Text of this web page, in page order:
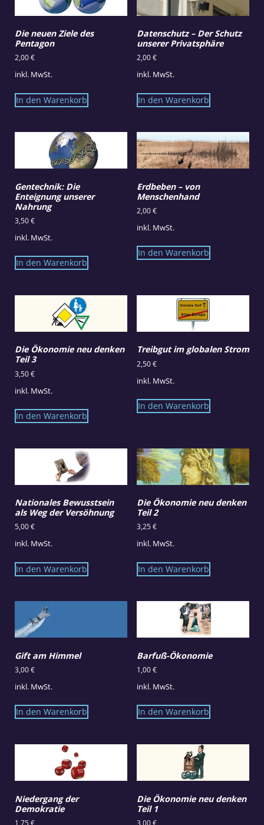
Die neuen Ziele des
Pentagon
2,00€
inkl. MwSt.
In den Warenkorb
Datenschutz – Der Schutz
unserer Privatsphäre
2,00€
inkl. MwSt.
In den Warenkorb
Gentechnik: Die
Enteignung unserer
Nahrung
3,50€
inkl. MwSt.
In den Warenkorb
Erdbeben – von
Menschenhand
2,00€
inkl. MwSt.
In den Warenkorb
Die Ökonomie neu denken
Teil 3
3,50€
inkl. MwSt.
In den Warenkorb
Treibgut im globalen Strom
2,50€
inkl. MwSt.
In den Warenkorb
Nationales Bewusstsein
als Weg der Versöhnung
5,00€
inkl. MwSt.
In den Warenkorb
Die Ökonomie neu denken
Teil 2
3,25€
inkl. MwSt.
In den Warenkorb
Gift am Himmel
3,00€
inkl. MwSt.
In den Warenkorb
Barfuß-Ökonomie
1,00€
inkl. MwSt.
In den Warenkorb
Niedergang der
Demokratie
1,75€
Die Ökonomie neu denken
Teil 1
3,00€